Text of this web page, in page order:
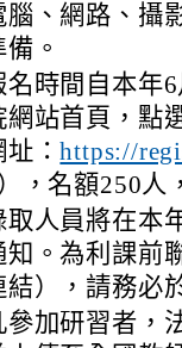
腦、網路、攝
備。
名時間自本年
網站首頁，點
址：https://
），名額250人
取人員將在本
知。為利課前
結），請務必
參加研習者，